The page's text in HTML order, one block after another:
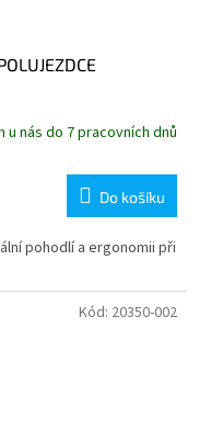
u nás do 7 pracovních dnů
Do košíku
pohodlí a ergonomii při
Kód: 20350-002